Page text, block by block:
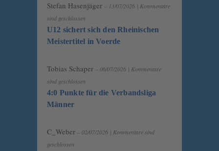
Stefan Hasenjäger – 13/07/2026 | Kommentare
sind geschlossen
U12 sichert sich den Rheinischen
Meistertitel in Voerde
Tobias Schaper – 06/07/2026 | Kommentare
sind geschlossen
4:0 Punkte für die Verbandsliga
Männer
C_Weber – 02/07/2026 | Kommentare sind
geschlossen